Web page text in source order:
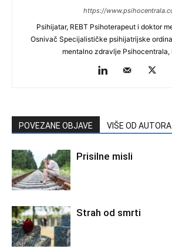
https://
Psihijatar, REBT Psihoterapeut i doktor
Osnivač Specijalističke psihijatrijske
mentalno zdravlje Psihocentrala,
POVEZANE OBJAVE VIŠE OD AUTORA
Prisilne misli
Strah od smrti